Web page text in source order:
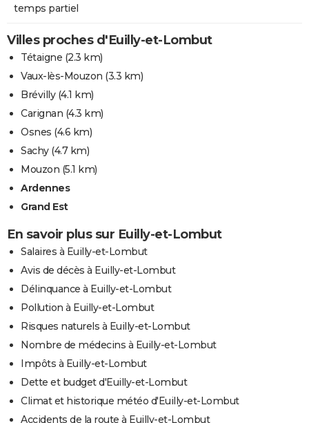
temps partiel
Villes proches d'Euilly-et-Lombut
Tétaigne (2.3 km)
Vaux-lès-Mouzon (3.3 km)
Brévilly(4.1 km)
Carignan (4.3 km)
Osnes (4.6 km)
Sachy(4.7 km)
Mouzon (5.1 km)
Ardennes
Grand Est
En savoir plus sur Euilly-et-Lombut
Salaires à Euilly-et-Lombut
Avis de décès à Euilly-et-Lombut
Délinquance à Euilly-et-Lombut
Pollution à Euilly-et-Lombut
Risques naturels à Euilly-et-Lombut
Nombre de médecins à Euilly-et-Lombut
Impôts à Euilly-et-Lombut
Dette et budget d'Euilly-et-Lombut
Climat et historique météo d'Euilly-et-Lombut
Accidents de la route à Euilly-et-Lombut